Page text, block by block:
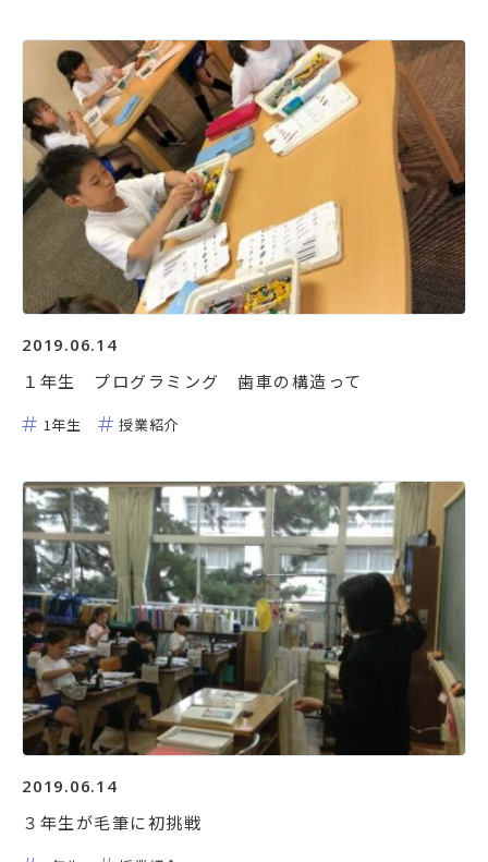
2019.06.14
１年生 プログラミング 歯車の構造って
1年生 授業紹介
2019.06.14
３年生が毛筆に初挑戦